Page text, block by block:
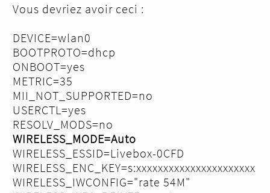
Vous devriez avoir ceci :
DEVICE=wlan0
BOOTPROTO=dhcp
ONBOOT=yes
METRIC=35
MII_NOT_SUPPORTED=no
USERCTL=yes
RESOLV_MODS=no
WIRELESS_MODE=Auto
WIRELESS_ESSID=Livebox-0CFD
WIRELESS_ENC_KEY=s:xxxxxxxxxxxxxxxxxxxxxx
WIRELESS_IWCONFIG="rate 54M"